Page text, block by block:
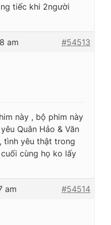
tiếc khi 2người
am #54513
này , bộ phim này
Quân Hảo & Văn
tình yêu thật trong
cùng họ ko lấy
am #54514